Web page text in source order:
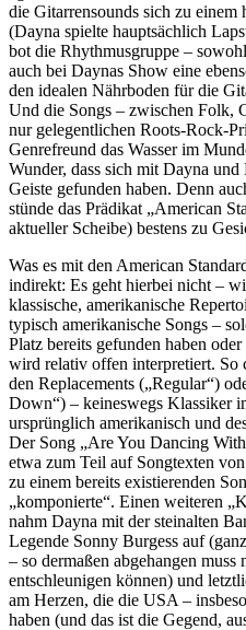
die Gitarrensounds sich zu einem
(Dayna spielte hauptsächlich
bot die Rhythmusgruppe –
auch bei Daynas Show eine
den idealen Nährboden für die
Und die Songs – zwischen Folk,
nur gelegentlichen Roots-Rock-
Genrefreund das Wasser im
Wunder, dass sich mit Dayna
Geiste gefunden haben. Denn
stünde das Prädikat „American
aktueller Scheibe) bestens zu
Was es mit den American
indirekt: Es geht hierbei nicht –
klassische, amerikanische
typisch amerikanische Songs –
Platz bereits gefunden haben
wird relativ offen interpretiert. So
den Replacements („Regular“)
Down“) – keineswegs Klassiker
ursprünglich amerikanisch und
Der Song „Are You Dancing
etwa zum Teil auf Songtexten
zu einem bereits existierenden
„komponierte“. Einen weiteren
nahm Dayna mit der steinalten
Legende Sonny Burgess auf
– so dermaßen abgehangen muss
entschleunigen können) und
am Herzen, die die USA –
haben (und das ist die Gegend,